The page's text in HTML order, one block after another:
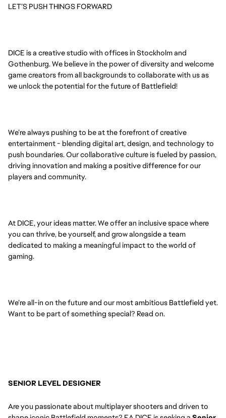
LET’S PUSH THINGS FORWARD
DICE is a creative studio with offices in Stockholm and
Gothenburg. We believe in the power of diversity and welcome
game creators from all backgrounds to collaborate with us as
we unlock the potential for the future of Battlefield!
We’re always pushing to be at the forefront of creative
entertainment - blending digital art, design, and technology to
push boundaries. Our collaborative culture is fueled by passion,
driving innovation and making a positive difference for our
players and community.
At DICE, your ideas matter. We offer an inclusive space where
you can thrive, be yourself, and grow alongside a team
dedicated to making a meaningful impact to the world of
gaming.
We’re all-in on the future and our most ambitious Battlefield yet.
Want to be part of something special? Read on.
SENIOR LEVEL DESIGNER
Are you passionate about multiplayer shooters and driven to